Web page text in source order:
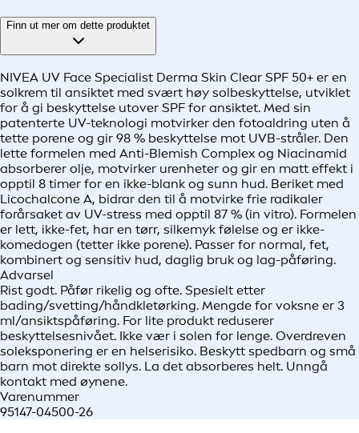
Finn ut mer om dette produktet
NIVEA UV Face Specialist Derma Skin Clear SPF 50+ er en
solkrem til ansiktet med svært høy solbeskyttelse, utviklet
for å gi beskyttelse utover SPF for ansiktet. Med sin
patenterte UV-teknologi motvirker den fotoaldring uten å
tette porene og gir 98 % beskyttelse mot UVB-stråler. Den
lette formelen med Anti-Blemish Complex og Niacinamid
absorberer olje, motvirker urenheter og gir en matt effekt i
opptil 8 timer for en ikke-blank og sunn hud. Beriket med
Licochalcone A, bidrar den til å motvirke frie radikaler
forårsaket av UV-stress med opptil 87 % (in vitro). Formelen
er lett, ikke-fet, har en tørr, silkemyk følelse og er ikke-
komedogen (tetter ikke porene). Passer for normal, fet,
kombinert og sensitiv hud, daglig bruk og lag-påføring.
Advarsel
Rist godt. Påfør rikelig og ofte. Spesielt etter
bading/svetting/håndkletørking. Mengde for voksne er 3
ml/ansiktspåføring. For lite produkt reduserer
beskyttelsesnivået. Ikke vær i solen for lenge. Overdreven
soleksponering er en helserisiko. Beskytt spedbarn og små
barn mot direkte sollys. La det absorberes helt. Unngå
kontakt med øynene.
Varenummer
95147-04500-26